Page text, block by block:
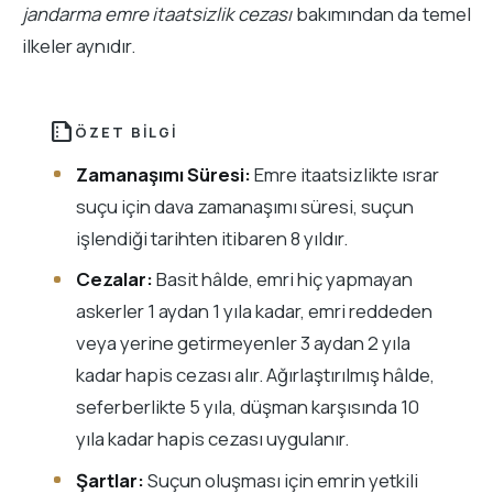
jandarma emre itaatsizlik cezasıbakımından da temel
ilkeler aynıdır.
summarize ÖZET BILGI
Zamanaşımı Süresi:Emre itaatsizlikte ısrar
suçu için dava zamanaşımı süresi, suçun
işlendiği tarihten itibaren 8 yıldır.
Cezalar:Basit hâlde, emri hiç yapmayan
askerler 1 aydan 1 yıla kadar, emri reddeden
veya yerine getirmeyenler 3 aydan 2 yıla
kadar hapis cezası alır. Ağırlaştırılmış hâlde,
seferberlikte 5 yıla, düşman karşısında 10
yıla kadar hapis cezası uygulanır.
Şartlar:Suçun oluşması için emrin yetkili